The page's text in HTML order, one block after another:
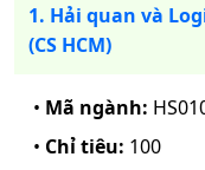
1. Hải quan và
(CS HCM)
• Mã ngành:
• Chỉ tiêu: 100